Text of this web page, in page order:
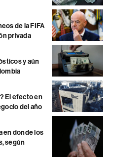
de la FIFA
privada
y aún
El efecto en
del año
en donde los
según